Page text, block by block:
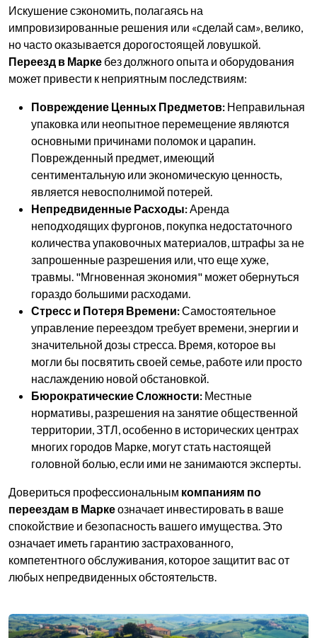
Искушение сэкономить, полагаясь на
импровизированные решения или «сделай сам», велико,
но часто оказывается дорогостоящей ловушкой.
Переезд в Марке без должного опыта и оборудования
может привести к неприятным последствиям:
Повреждение Ценных Предметов: Неправильная
упаковка или неопытное перемещение являются
основными причинами поломок и царапин.
Поврежденный предмет, имеющий
сентиментальную или экономическую ценность,
является невосполнимой потерей.
Непредвиденные Расходы:Аренда
неподходящих фургонов, покупка недостаточного
количества упаковочных материалов, штрафы за не
запрошенные разрешения или, что еще хуже,
травмы. "Мгновенная экономия" может обернуться
гораздо большими расходами.
Стресс и Потеря Времени:Самостоятельное
управление переездом требует времени, энергии и
значительной дозы стресса. Время, которое вы
могли бы посвятить своей семье, работе или просто
наслаждению новой обстановкой.
Бюрократические Сложности: Местные
нормативы, разрешения на занятие общественной
территории, ЗТЛ, особенно в исторических центрах
многих городов Марке, могут стать настоящей
головной болью, если ими не занимаются эксперты.
Довериться профессиональным компаниям по
переездам в Маркеозначает инвестировать в ваше
спокойствие и безопасность вашего имущества. Это
означает иметь гарантию застрахованного,
компетентного обслуживания, которое защитит вас от
любых непредвиденных обстоятельств.